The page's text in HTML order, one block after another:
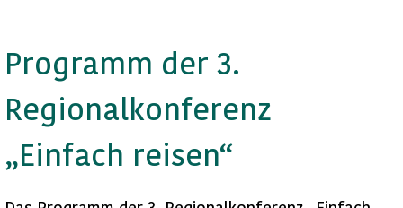
Programm der 3.
Regionalkonferenz
„Einfach reisen“